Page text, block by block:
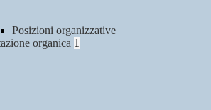
Posizioni organizzative
organica 1